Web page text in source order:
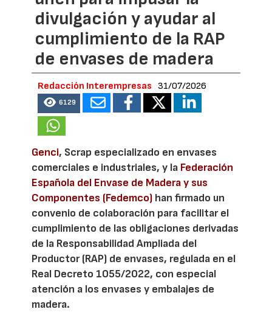
divulgación y ayudar al
cumplimiento de la RAP
de envases de madera
Redacción Interempresas 31/07/2026
6129
Genci, Scrap especializado en envases
comerciales e industriales, y la Federación
Española del Envase de Madera y sus
Componentes (Fedemco) han firmado un
convenio de colaboración para facilitar el
cumplimiento de las obligaciones derivadas
de la Responsabilidad Ampliada del
Productor (RAP) de envases, regulada en el
Real Decreto 1055/2022, con especial
atención a los envases y embalajes de
madera.